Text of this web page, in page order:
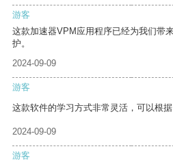
游客
这款加速器VPM应用程序已经为我们带
护。
2024-09-09
游客
这款软件的学习方式非常灵活，可以根
2024-09-09
游客